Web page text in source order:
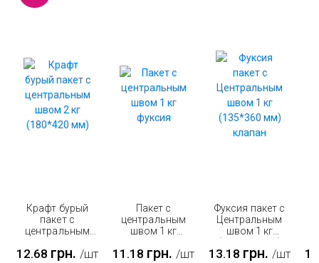
Крафт бурый
пакет с
центральным
(180*420 мм)
12.68 грн. /шт
Пакет с
центральным
швом 1 кг
11.18 грн. /шт
Фуксия пакет с
Центральным
швом 1 кг
(135*360 мм)
клапан
13.18 грн. /шт